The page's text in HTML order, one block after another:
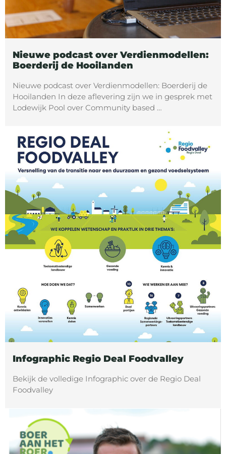
Nieuwe podcast over Verdienmodellen:
Boerderij de Hooilanden
Nieuwe podcast over Verdienmodellen: Boerderij de
Hooilanden In deze aflevering zijn we in gesprek met
Lodewijk Pool over Community based …
Infographic Regio Deal Foodvalley
Bekijk de volledige Infographic over de Regio Deal
Foodvalley